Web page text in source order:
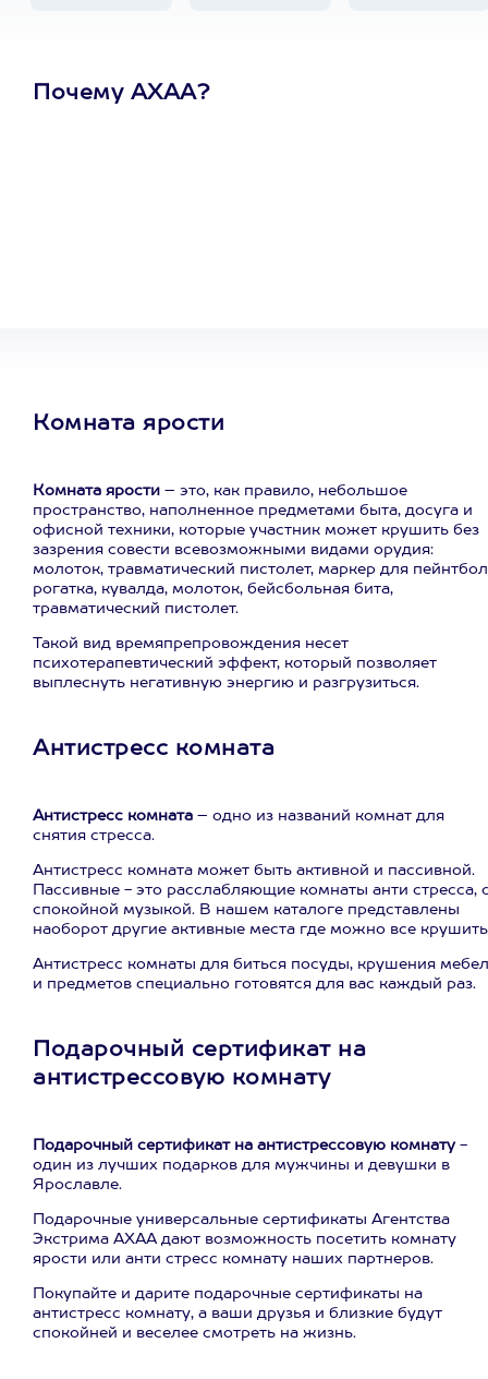
Почему АХАА?
Комната ярости
Комната ярости – это, как правило, небольшое
пространство, наполненное предметами быта, досуга и
офисной техники, которые участник может крушить без
зазрения совести всевозможными видами орудия:
молоток, травматический пистолет, маркер для
рогатка, кувалда, молоток, бейсбольная бита,
травматический пистолет.
Такой вид времяпрепровождения несет
психотерапевтический эффект, который позволяет
выплеснуть негативную энергию и разгрузиться.
Антистресс комната
Антистресс комната – одно из названий комнат для
снятия стресса.
Антистресс комната может быть активной и пассивной.
Пассивные - это расслабляющие комнаты анти стресса,
спокойной музыкой. В нашем каталоге представлены
наоборот другие активные места где можно все
Антистресс комнаты для биться посуды, крушения
и предметов специально готовятся для вас каждый раз.
Подарочный сертификат на
антистрессовую комнату
Подарочный сертификат на антистрессовую комнату-
один из лучших подарков для мужчины и девушки в
Ярославле.
Подарочные универсальные сертификаты Агентства
Экстрима АХАА дают возможность посетить комнату
ярости или анти стресс комнату наших партнеров.
Покупайте и дарите подарочные сертификаты на
антистресс комнату, а ваши друзья и близкие будут
спокойней и веселее смотреть на жизнь.